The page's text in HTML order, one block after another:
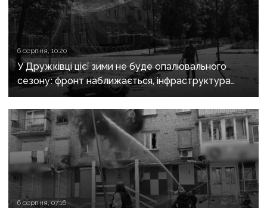
6 серпня, 10:20
У Дружківці цієї зими не буде опалювального
сезону: фронт наближається, інфраструктура
критично зруйнована
6 серпня, 07:16